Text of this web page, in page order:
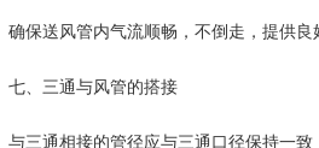
送风管内气流顺畅，不倒走，提供良
、三通与风管的搭接
通相接的管径应与三通口径保持一致